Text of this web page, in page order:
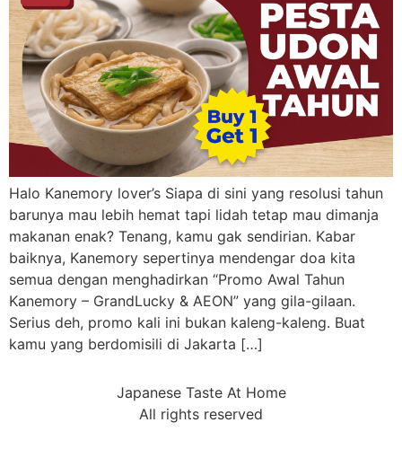
Halo Kanemory lover’s Siapa di sini yang resolusi tahun
barunya mau lebih hemat tapi lidah tetap mau dimanja
makanan enak? Tenang, kamu gak sendirian. Kabar
baiknya, Kanemory sepertinya mendengar doa kita
semua dengan menghadirkan “Promo Awal Tahun
Kanemory – GrandLucky & AEON” yang gila-gilaan.
Serius deh, promo kali ini bukan kaleng-kaleng. Buat
kamu yang berdomisili di Jakarta […]
Japanese Taste At Home
All rights reserved